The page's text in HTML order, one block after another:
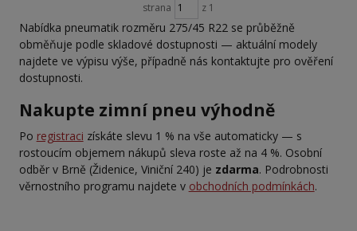
strana z 1
Nabídka pneumatik rozměru 275/45 R22 se průběžně
obměňuje podle skladové dostupnosti — aktuální modely
najdete ve výpisu výše, případně nás kontaktujte pro ověření
dostupnosti.
Nakupte zimní pneu výhodně
Po registraci získáte slevu 1 % na vše automaticky — s
rostoucím objemem nákupů sleva roste až na 4 %. Osobní
odběr v Brně (Židenice, Viniční 240) je zdarma. Podrobnosti
věrnostního programu najdete v obchodních podmínkách.